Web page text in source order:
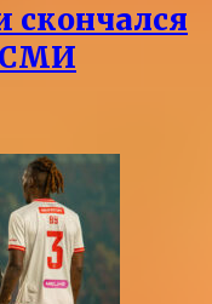
скончался
СМИ